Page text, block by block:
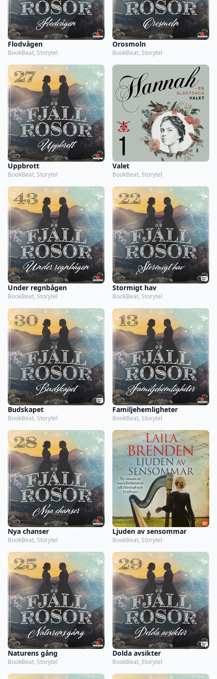
Flodvågen
BookBeat, Storytel
Orosmoln
BookBeat, Storytel
Uppbrott
BookBeat, Storytel
Valet
BookBeat, Storytel
Under regnbågen
BookBeat, Storytel
Stormigt hav
BookBeat, Storytel
Budskapet
BookBeat, Storytel
Familjehemligheter
BookBeat, Storytel
Nya chanser
BookBeat, Storytel
Ljuden av sensommar
BookBeat, Storytel
Naturens gång
BookBeat, Storytel
Dolda avsikter
BookBeat, Storytel